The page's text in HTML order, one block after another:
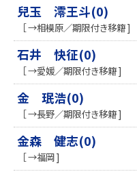
兒玉 澪王斗(0)
［ →相模原／期限付き移籍 ]
石井 快征(0)
［ →愛媛／期限付き移籍 ]
金 珉浩(0)
［ →長野／期限付き移籍 ]
金森 健志(0)
［ →福岡 ]